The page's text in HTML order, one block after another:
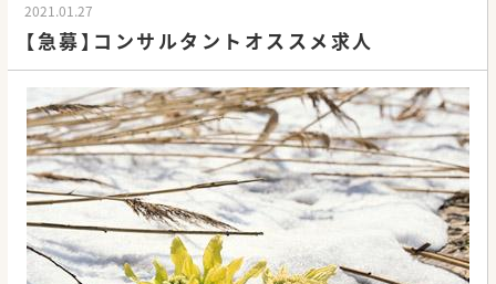
2021.01.27
【急募】コンサルタントオススメ求人